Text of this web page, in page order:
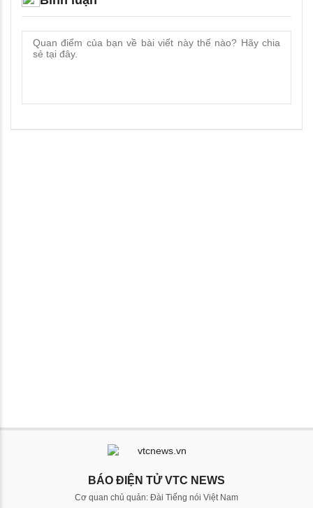
BÁO ĐIỆN TỬ VTC NEWS
Cơ quan chủ quản: Đài Tiếng nói Việt Nam